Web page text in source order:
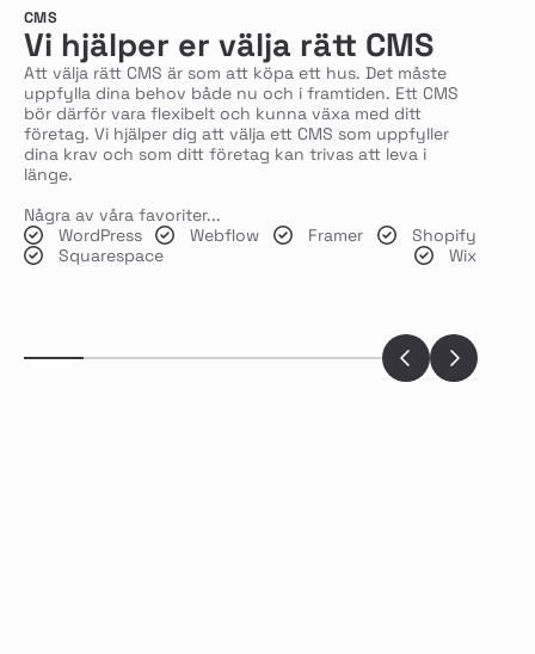
Ta kontakt
CMS
Vi hjälper er välja rätt CMS
Att välja rätt CMS är som att köpa ett hus. Det måste
uppfylla dina behov både nu och i framtiden. Ett CMS
bör därför vara flexibelt och kunna växa med ditt
företag. Vi hjälper dig att välja ett CMS som uppfyller
dina krav och som ditt företag kan trivas att leva i
länge.
Några av våra favoriter...
WordPress
Webflow Framer
Shopify
Squarespace
Wix
WEBBHOTELL
Blixtsnabba laddningstider
och grym support.
För vem orkar vänta på laddningstider?
Hastighetsoptimerat
99,9% Upptid
Servrar från Google
Skalat till behov
Veckovisa eller månatliga rapporter
Upptidsövervakning
Säkerhetsuppdateringar
Brandväggar & Inloggningssäkerhet
Mail & Telefonsupport
Google Analytics 4
Google Tag Manager
Pixeluppsättning
Consent Mode V2
Sökmotoroptimering (SEO)
Konverteringsoptimering
Paid Social
Paid Search
Ta kontakt
WordPress Webflow Framer
Shopify
Squarespace
Wix